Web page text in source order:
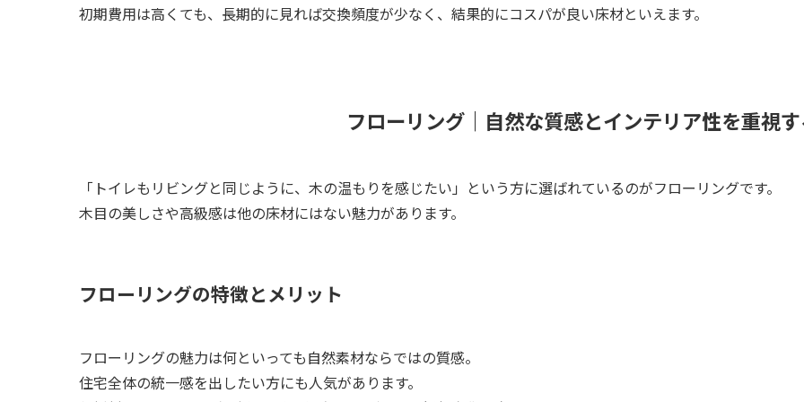
初期費用は高くても、長期的に見れば交換頻度が少なく、結果的にコスパが良い床材といえます。
フローリング｜自然な質感とインテリア性を重視
「トイレもリビングと同じように、木の温もりを感じたい」という方に選ばれているのがフローリングです。
木目の美しさや高級感は他の床材にはない魅力があります。
フローリングの特徴とメリット
フローリングの魅力は何といっても自然素材ならではの質感。
住宅全体の統一感を出したい方にも人気があります。